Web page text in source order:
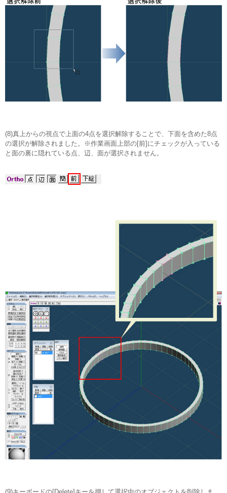
(8)真上からの視点で上面の4点を選択解除することで、下面を含めた8点
の選択が解除されました。※作業画面上部の[前]にチェックが入っている
と面の裏に隠れている点、辺、面が選択されません。